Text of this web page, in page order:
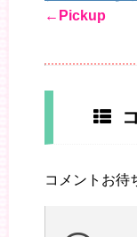
←Pickup
コメントお待